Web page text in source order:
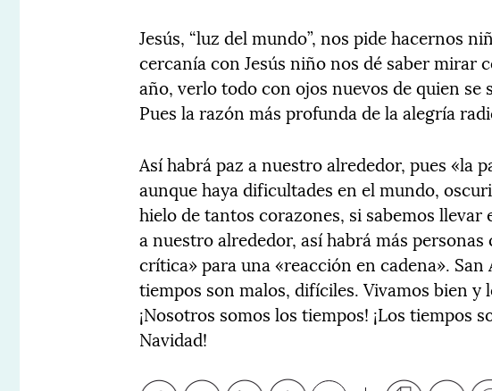
Jesús, “luz del mundo”, nos pide hacernos
cercanía con Jesús niño nos dé saber mirar
año, verlo todo con ojos nuevos de quien se
Pues la razón más profunda de la alegría
Así habrá paz a nuestro alrededor, pues «la
aunque haya dificultades en el mundo,
hielo de tantos corazones, si sabemos
a nuestro alrededor, así habrá más
crítica» para una «reacción en cadena».
tiempos son malos, difíciles. Vivamos bien y
¡Nosotros somos los tiempos! ¡Los tiempos
Navidad!